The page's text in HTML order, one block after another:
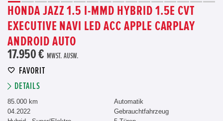
HONDA JAZZ 1.5 I-MMD HYBRID 1.5E CVT
EXECUTIVE NAVI LED ACC APPLE CARPLAY
ANDROID AUTO
17.950 € MWST. AUSW.
FAVORIT
DETAILS
85.000 km
04.2022
Automatik
Gebrauchtfahrzeug